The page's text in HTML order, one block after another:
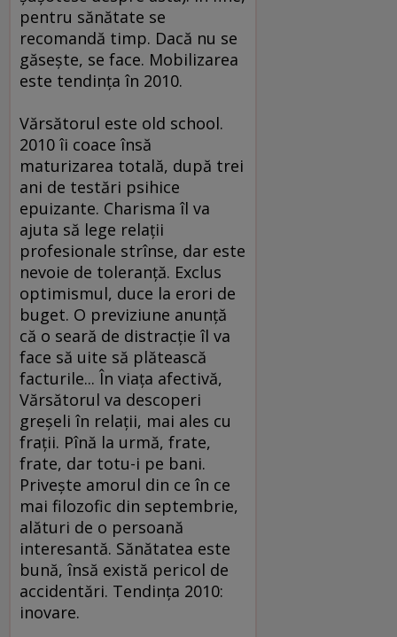
pentru sănătate se
recomandă timp. Dacă nu se
găseşte, se face. Mobilizarea
este tendinţa în 2010.
Vărsătorul este old school.
2010 îi coace însă
maturizarea totală, după trei
ani de testări psihice
epuizante. Charisma îl va
ajuta să lege relaţii
profesionale strînse, dar este
nevoie de toleranţă. Exclus
optimismul, duce la erori de
buget. O previziune anunţă
că o seară de distracţie îl va
face să uite să plătească
facturile... În viaţa afectivă,
Vărsătorul va descoperi
greşeli în relaţii, mai ales cu
fraţii. Pînă la urmă, frate,
frate, dar totu-i pe bani.
Priveşte amorul din ce în ce
mai filozofic din septembrie,
alături de o persoană
interesantă. Sănătatea este
bună, însă există pericol de
accidentări. Tendinţa 2010:
inovare.